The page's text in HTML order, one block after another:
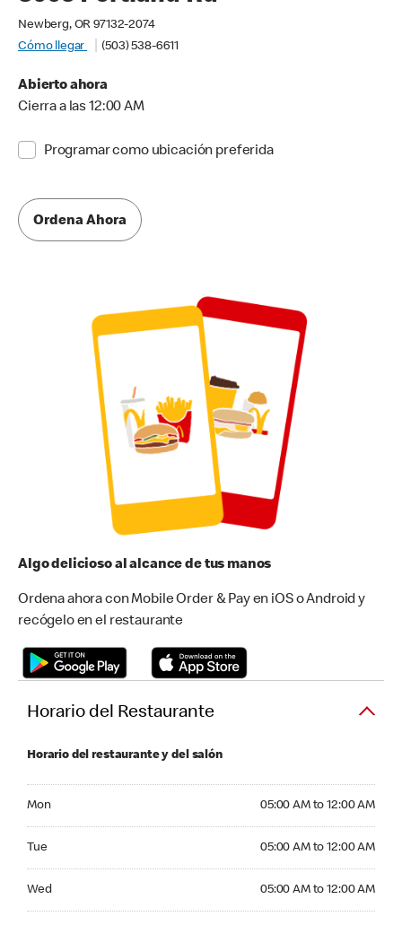
Newberg, OR 97132-2074
Cómo llegar
(503) 538-6611
Abierto ahora
Cierra a las 12:00 AM
Programar como ubicación preferida
Ordena Ahora
Algo delicioso al alcance de tus manos
Ordena ahora con Mobile Order & Pay en iOS o Android y
recógelo en el restaurante
Horario del Restaurante
Horario del restaurante y del salón
Mon 05:00 AM to 12:00 AM
Tue 05:00 AM to 12:00 AM
Wed 05:00 AM to 12:00 AM